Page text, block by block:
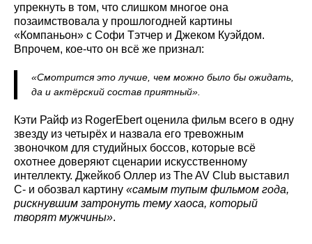
упрекнуть в том, что слишком многое она
позаимствовала у прошлогодней картины
«Компаньон» с Софи Тэтчер и Джеком Куэйдом.
Впрочем, кое-что он всё же признал:
«Смотрится это лучше, чем можно было бы ожидать,
да и актёрский состав приятный».
Кэти Райф из RogerEbert оценила фильм всего в одну
звезду из четырёх и назвала его тревожным
звоночком для студийных боссов, которые всё
охотнее доверяют сценарии искусственному
интеллекту. Джейкоб Оллер из The AV Club выставил
C- и обозвал картину «самым тупым фильмом года,
рискнувшим затронуть тему хаоса, который
творят мужчины».